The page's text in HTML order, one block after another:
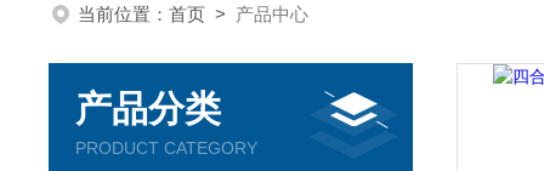
当前位置： 首页 > 产品中心
产品分类
PRODUCT CATEGORY